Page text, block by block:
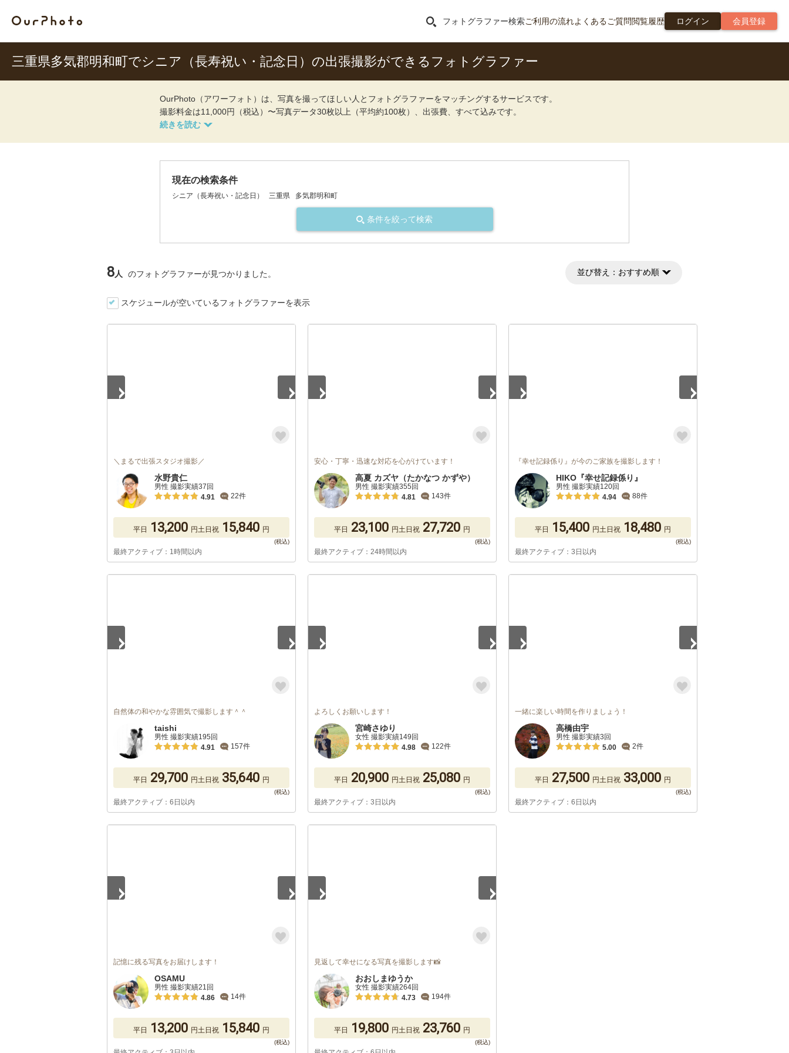
フォトグラファー検索ご利用の流れよくあるご質問閲覧履歴 ログイン 会員登録
三重県多気郡明和町でシニア（長寿祝い・記念日）の出張撮影ができるフォトグラファー
OurPhoto（アワーフォト）は、写真を撮ってほしい人とフォトグラファーをマッチングするサービスです。
撮影料金は11,000円（税込）〜写真データ30枚以上（平均約100枚）、出張費、すべて込みです。
現在の検索条件
シニア（長寿祝い・記念日） 三重県 多気郡明和町
条件を絞って検索
8人 のフォトグラファーが見つかりました。 並び替え： おすすめ順
スケジュールが空いているフォトグラファーを表示
＼まるで出張スタジオ撮影／
水野貴仁
男性 撮影実績37回
4.91
22件
平日 13,200 円土日祝 15,840 円
最終アクティブ：1時間以内
安心・丁寧・迅速な対応を心がけています！
高夏 カズヤ（たかなつ かずや）
男性 撮影実績355回
4.81
143件
平日 23,100 円土日祝 27,720 円
最終アクティブ：24時間以内
『幸せ記録係り』が今のご家族を撮影します！
HIKO『幸せ記録係り』
男性 撮影実績120回
4.94
88件
平日 15,400 円土日祝 18,480 円
最終アクティブ：3日以内
自然体の和やかな雰囲気で撮影します＾＾
taishi
男性 撮影実績195回
4.91
157件
平日 29,700 円土日祝 35,640 円
最終アクティブ：6日以内
よろしくお願いします！
宮崎さゆり
女性 撮影実績149回
4.98
122件
平日 20,900 円土日祝 25,080 円
最終アクティブ：3日以内
一緒に楽しい時間を作りましょう！
高橋由宇
男性 撮影実績3回
5.00
2件
平日 27,500 円土日祝 33,000 円
最終アクティブ：6日以内
記憶に残る写真をお届けします！
OSAMU
男性 撮影実績21回
4.86
14件
平日 13,200 円土日祝 15,840 円
見返して幸せになる写真を撮影します📸
おおしまゆうか
女性 撮影実績264回
4.73
194件
平日 19,800 円土日祝 23,760 円